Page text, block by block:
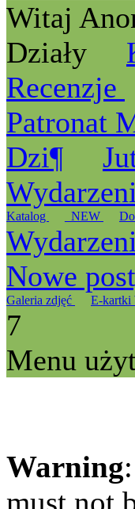
Witaj
Działy
Recenzje
Patronat
Dzi¶
Katalog _NEW
Nowe
Galeria zdjęć E-kartki
7
Menu
Warning